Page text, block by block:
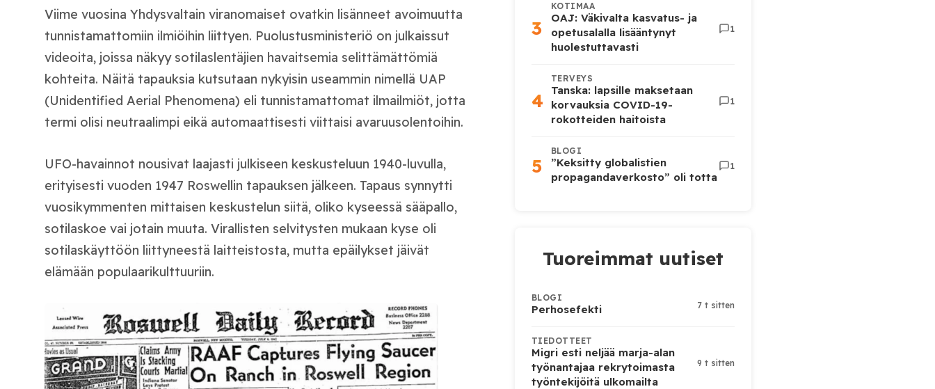
Viime vuosina Yhdysvaltain viranomaiset ovatkin lisänneet avoimuutta
tunnistamattomiin ilmiöihin liittyen. Puolustusministeriö on julkaissut
videoita, joissa näkyy sotilaslentäjien havaitsemia selittämättömiä
kohteita. Näitä tapauksia kutsutaan nykyisin useammin nimellä UAP
(Unidentified Aerial Phenomena) eli tunnistamattomat ilmailmiöt, jotta
termi olisi neutraalimpi eikä automaattisesti viittaisi avaruusolentoihin.
UFO-havainnot nousivat laajasti julkiseen keskusteluun 1940-luvulla,
erityisesti vuoden 1947 Roswellin tapauksen jälkeen. Tapaus synnytti
vuosikymmenten mittaisen keskustelun siitä, oliko kyseessä sääpallo,
sotilaskoe vai jotain muuta. Virallisten selvitysten mukaan kyse oli
sotilaskäyttöön liittyneestä laitteistosta, mutta epäilykset jäivät
elämään populaarikulttuuriin.
3
KOTIMAA
OAJ: Väkivalta kasvatus- ja
opetusalalla lisääntynyt
huolestuttavasti
1
4
TERVEYS
Tanska: lapsille maksetaan
korvauksia COVID-19-
rokotteiden haitoista
1
5
BLOGI
”Keksitty globalistien
propagandaverkosto” oli totta
1
Tuoreimmat uutiset
BLOGI
Perhosefekti 7 t sitten
TIEDOTTEET
Migri esti neljää marja-alan
työnantajaa rekrytoimasta
työntekijöitä ulkomailta
9 t sitten